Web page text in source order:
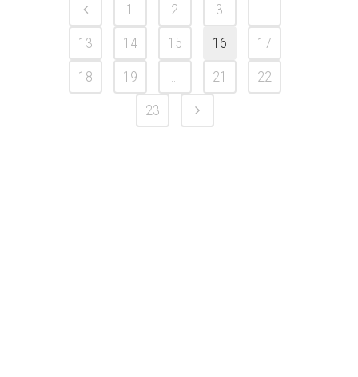
1 2 3
13
14 15 16
17
18
19 21
22
23